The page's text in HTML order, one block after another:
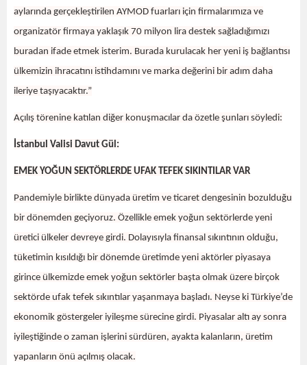
aylarında gerçekleştirilen AYMOD fuarları için firmalarımıza ve
organizatör firmaya yaklaşık 70 milyon lira destek sağladığımızı
buradan ifade etmek isterim. Burada kurulacak her yeni iş bağlantısı
ülkemizin ihracatını istihdamını ve marka değerini bir adım daha
ileriye taşıyacaktır.”
Açılış törenine katılan diğer konuşmacılar da özetle şunları söyledi:
İstanbul Valisi Davut Gül:
EMEK YOĞUN SEKTÖRLERDE UFAK TEFEK SIKINTILAR VAR
Pandemiyle birlikte dünyada üretim ve ticaret dengesinin bozulduğu
bir dönemden geçiyoruz. Özellikle emek yoğun sektörlerde yeni
üretici ülkeler devreye girdi. Dolayısıyla finansal sıkıntının olduğu,
tüketimin kısıldığı bir dönemde üretimde yeni aktörler piyasaya
girince ülkemizde emek yoğun sektörler başta olmak üzere birçok
sektörde ufak tefek sıkıntılar yaşanmaya başladı. Neyse ki Türkiye’de
ekonomik göstergeler iyileşme sürecine girdi. Piyasalar altı ay sonra
iyileştiğinde o zaman işlerini sürdüren, ayakta kalanların, üretim
yapanların önü açılmış olacak.